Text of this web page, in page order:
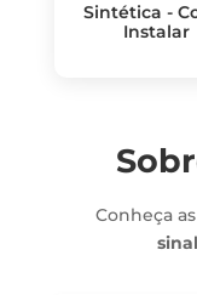
Sintética -
Instalar
Conheça